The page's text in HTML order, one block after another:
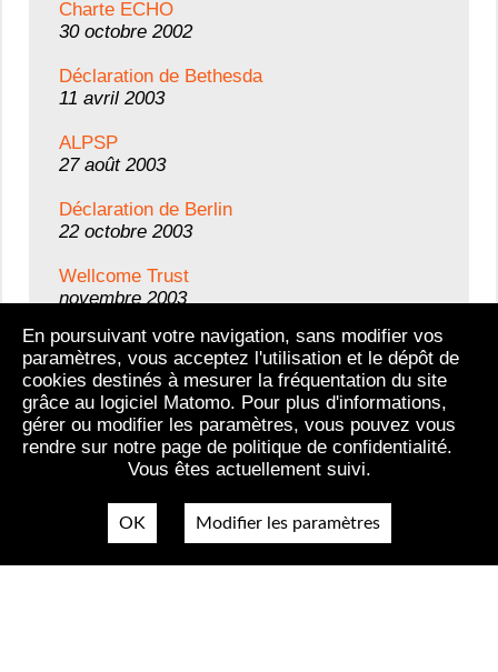
Charte ECHO
30 octobre 2002
Déclaration de Bethesda
11 avril 2003
ALPSP
27 août 2003
Déclaration de Berlin
22 octobre 2003
Wellcome Trust
novembre 2003
InterAcademy Panel
4 décembre 2003
Tous les textes
Nous contacter
Plan du site
Mentions légales & confidentialité
Accessibilté
En poursuivant votre navigation, sans modifier vos
paramètres, vous acceptez l'utilisation et le dépôt de
cookies destinés à mesurer la fréquentation du site
grâce au logiciel Matomo. Pour plus d'informations,
gérer ou modifier les paramètres, vous pouvez vous
rendre sur notre page de politique de confidentialité.
Vous êtes actuellement suivi.
OK Modifier les paramètres